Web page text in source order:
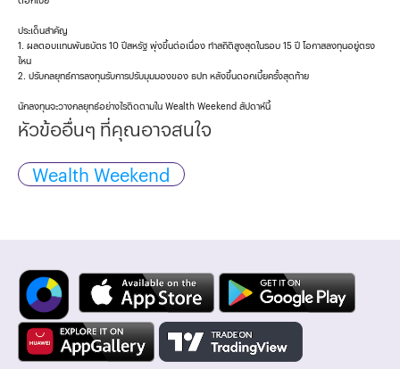
ประเด็นสำคัญ
1. ผลตอบแทนพันธบัตร 10 ปีสหรัฐ พุ่งขึ้นต่อเนื่อง ทำสถิติสูงสุดในรอบ 15 ปี โอกาสลงทุนอยู่ตรง
ไหน
2. ปรับกลยุทธ์การลงทุนรับการปรับมุมมองของ ธปท หลังขึ้นดอกเบี้ยครั้งสุดท้าย
นักลงทุนจะวางกลยุทธ์อย่างไรติดตามใน Wealth Weekend สัปดาห์นี้
หัวข้ออื่นๆ ที่คุณอาจสนใจ
Wealth Weekend